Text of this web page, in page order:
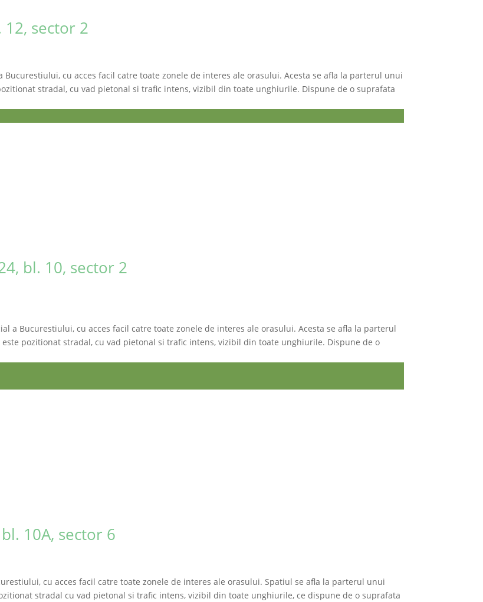
sector 2
cu acces facil catre toate zonele de interes ale orasului. Acesta se afla la parterul unui
stradal, cu vad pietonal si trafic intens, vizibil din toate unghiurile. Dispune de o suprafata
bl. 10, sector 2
a Bucurestiului, cu acces facil catre toate zonele de interes ale orasului. Acesta se afla la parterul
pozitionat stradal, cu vad pietonal si trafic intens, vizibil din toate unghiurile. Dispune de o
10A, sector 6
cu acces facil catre toate zonele de interes ale orasului. Spatiul se afla la parterul unui
stradal cu vad pietonal si trafic intens, vizibil din toate unghiurile, ce dispune de o suprafata